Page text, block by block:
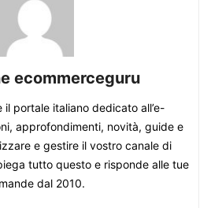
ecommerceguru
il portale italiano dedicato all’e-
approfondimenti, novità, guide e
e gestire il vostro canale di
tutto questo e risponde alle tue
dal 2010.